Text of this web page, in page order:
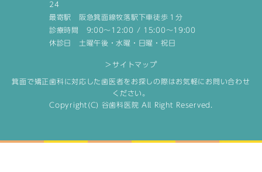
24
最寄駅 阪急箕面線牧落駅下車徒歩１分
診療時間 9:00～12:00 / 15:00～19:00
休診日 土曜午後・水曜・日曜・祝日
＞サイトマップ
箕面で矯正歯科に対応した歯医者をお探しの際はお気軽にお問い合わせ
ください。
Copyright(C) 谷歯科医院 All Right Reserved.